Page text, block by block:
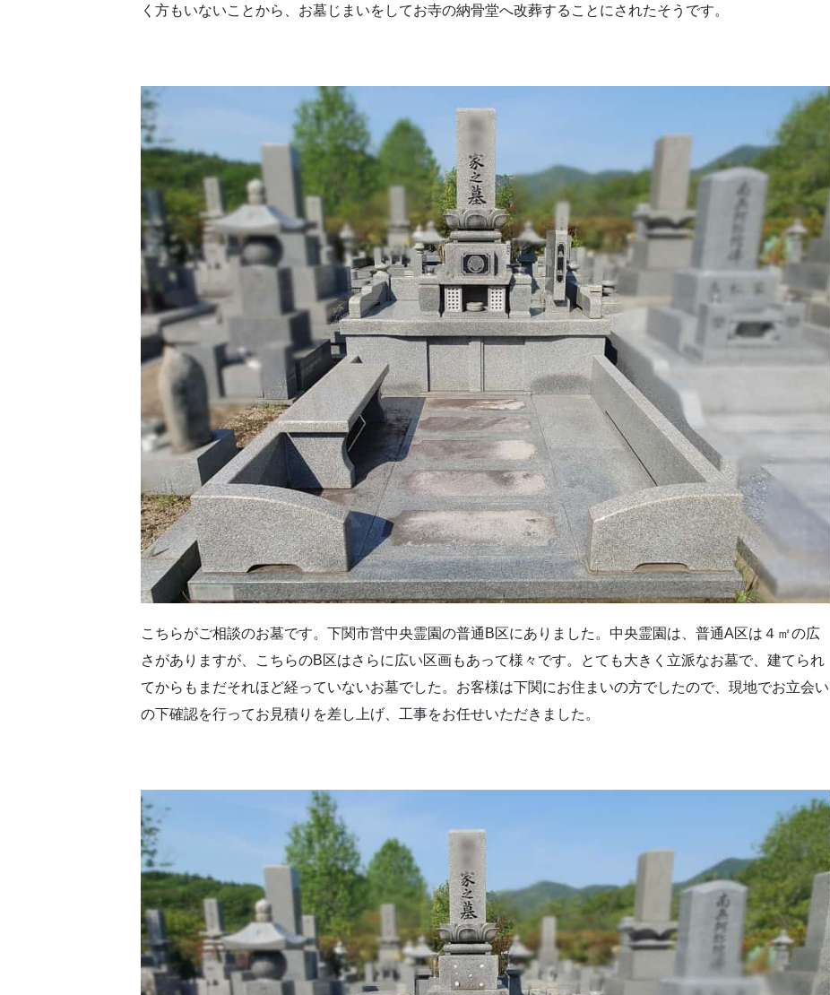
く方もいないことから、お墓じまいをしてお寺の納骨堂へ改葬することにされたそうです。
こちらがご相談のお墓です。下関市営中央霊園の普通B区にありました。中央霊園は、普通A区は４㎡の広
さがありますが、こちらのB区はさらに広い区画もあって様々です。とても大きく立派なお墓で、建てられ
てからもまだそれほど経っていないお墓でした。お客様は下関にお住まいの方でしたので、現地でお立会い
の下確認を行ってお見積りを差し上げ、工事をお任せいただきました。